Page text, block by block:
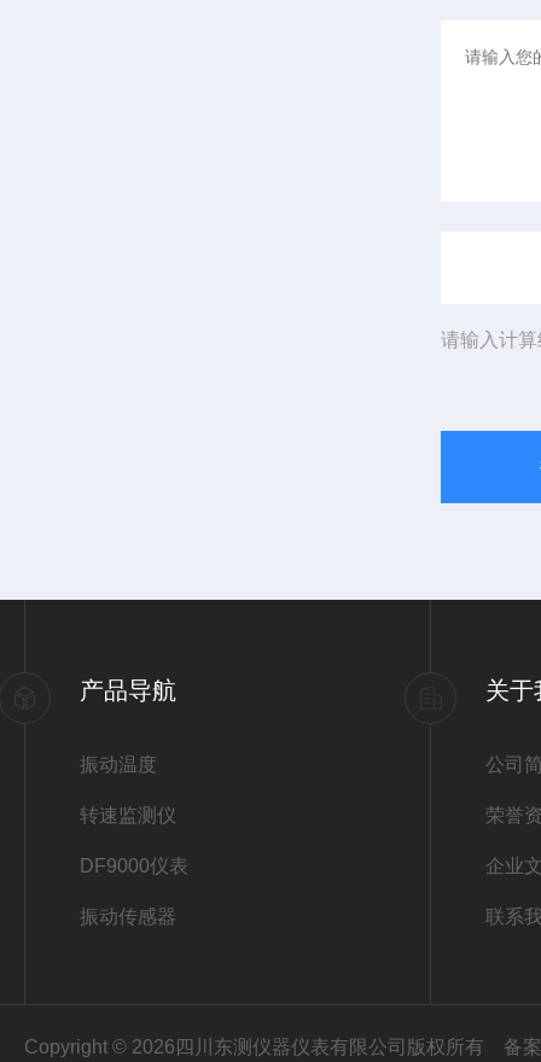
请输入计
产品导航
振动温度
转速监测仪
DF9000仪表
振动传感器
关于
公司
荣誉
企业
联系
Copyright © 2026四川东测仪器仪表有限公司版权所有 备